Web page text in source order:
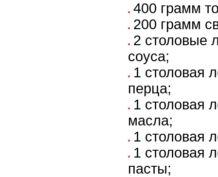
400 грамм
200 грамм
2 столовые
соуса;
1 столовая
перца;
1 столовая
масла;
1 столовая
1 столовая
пасты;